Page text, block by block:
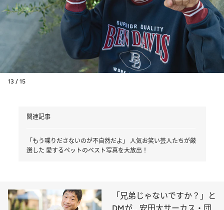
13 / 15
関連記事
「もう喋りださないのが不自然だよ」 人気お笑い芸人たちが厳
選した 愛するペットのベスト写真を大放出！
「兄弟じゃないですか？」と